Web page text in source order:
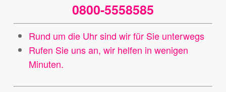
0800-5558585
Rund um die Uhr sind wir für Sie unterwegs
Rufen Sie uns an, wir helfen in wenigen
Minuten.